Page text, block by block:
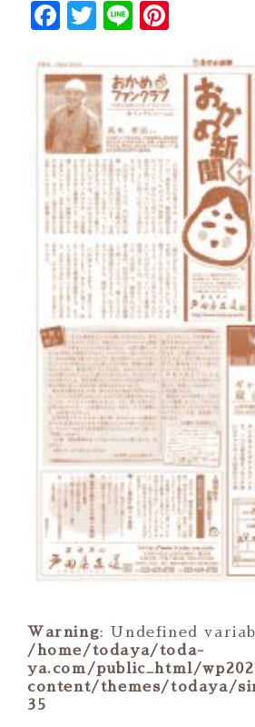
Facebook
Twitter
Line
Warning: Undefined
/home/todaya/toda-
ya.com/public_html/
content/themes/todaya/
35